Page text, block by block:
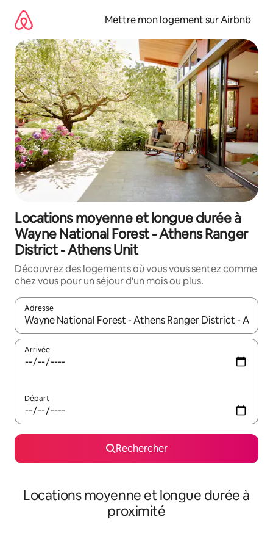
directement
contenu
Mettre mon logement sur Airbnb
Locations moyenne et longue durée à
Wayne National Forest - Athens Ranger
District - Athens Unit
Découvrez des logements où vous vous sentez comme
chez vous pour un séjour d'un mois ou plus.
Adresse
Lorsque les résultats s'affichent, utilisez les flèches vers le
Arrivée
Départ
Rechercher
Locations moyenne et longue durée à
proximité